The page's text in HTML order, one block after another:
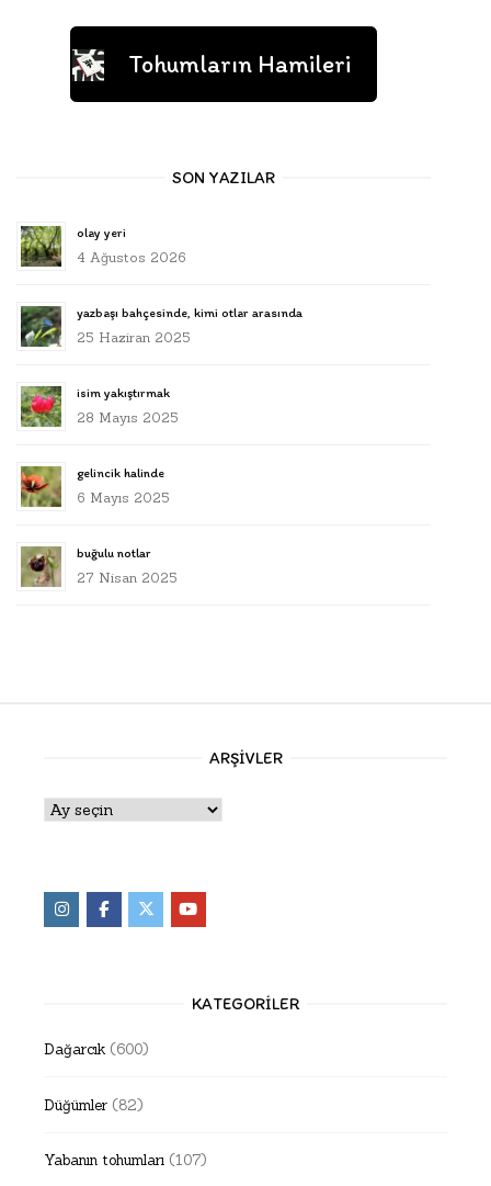
Tohumların Hamileri
SON YAZILAR
olay yeri
4 Ağustos 2026
yazbaşı bahçesinde, kimi otlar arasında
25 Haziran 2025
isim yakıştırmak
28 Mayıs 2025
gelincik halinde
6 Mayıs 2025
buğulu notlar
27 Nisan 2025
ARŞIVLER
Arşivler
KATEGORILER
Dağarcık (600)
Düğümler (82)
Yabanın tohumları (107)